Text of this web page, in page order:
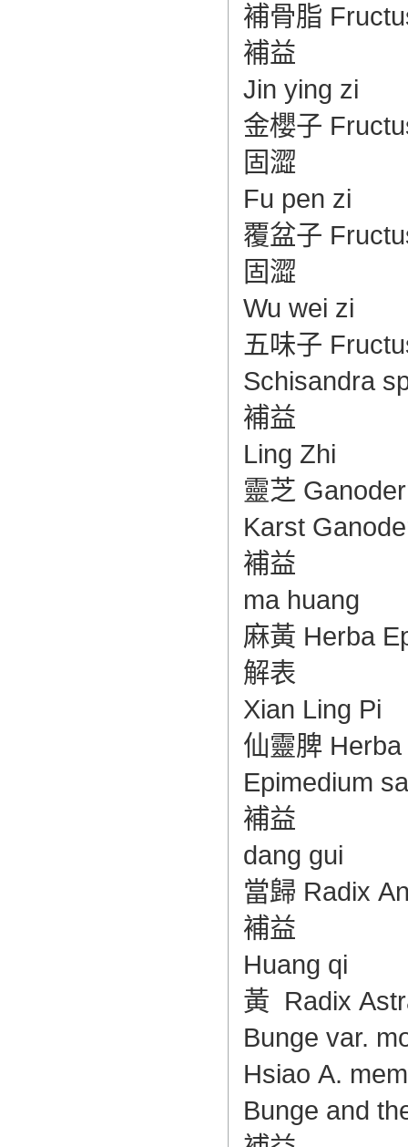
補骨脂
補益
Jin ying zi
金櫻子
固澀
Fu pen zi
覆盆子
固澀
Wu wei zi
五味子
Schisandra
補益
Ling Zhi
靈芝
Karst
補益
ma huang
麻黃 Herba
解表
Xian Ling Pi
仙靈脾
Epimedium
補益
dang gui
當歸 Radix
補益
Huang qi
黃 Radix
Bunge var.
Hsiao A.
Bunge and